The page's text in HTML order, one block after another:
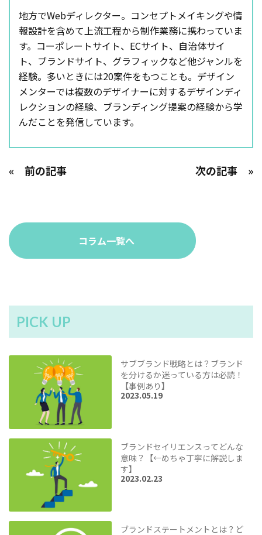
地方でWebディレクター。コンセプトメイキングや情
報設計を含めて上流工程から制作業務に携わっていま
す。コーポレートサイト、ECサイト、自治体サイ
ト、ブランドサイト、グラフィックなど他ジャンルを
経験。多いときには20案件をもつことも。デザイン
メンターでは複数のデザイナーに対するデザインディ
レクションの経験、ブランディング提案の経験から学
んだことを発信しています。
« 前の記事 次の記事 »
コラム一覧へ
PICK UP
サブブランド戦略とは？ブランド
を分けるか迷っている方は必読！
【事例あり】
2023.05.19
ブランドセイリエンスってどんな
意味？【←めちゃ丁寧に解説しま
す】
2023.02.23
ブランドステートメントとは？ど